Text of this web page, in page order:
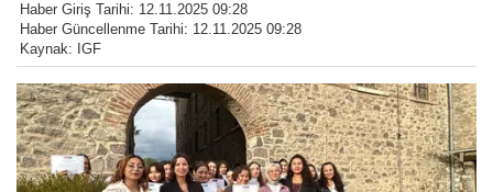
Haber Giriş Tarihi: 12.11.2025 09:28
Haber Güncellenme Tarihi: 12.11.2025 09:28
Kaynak: IGF